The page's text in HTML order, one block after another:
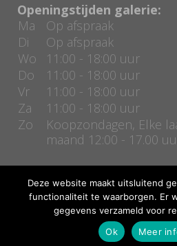
Openingstijden galerie:
Ma
Op afspraak
Di
Op afspraak
Wo
11:00 - 18:00 uur
Do
11:00 - 18:00 uur
Vr
11:00 - 18:00 uur
Za
11:00 - 18:00 uur
Zo
Koopzondagen, Elke
maand 12:00 - 17.00
Copyright De kunstkeuken |
Deze website maakt uitsluitend
functionaliteit te waarborgen. Er
gegevens verzameld voor
Ok
Meer